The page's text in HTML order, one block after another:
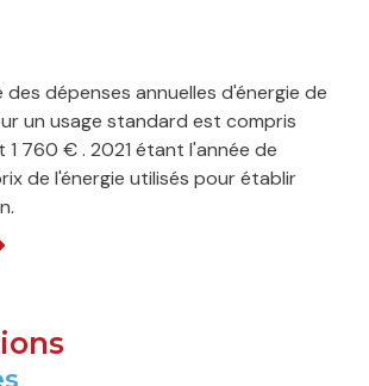
dépenses annuelles d'énergie de
un usage standard est compris
760 € . 2021 étant l'année de
de l'énergie utilisés pour établir